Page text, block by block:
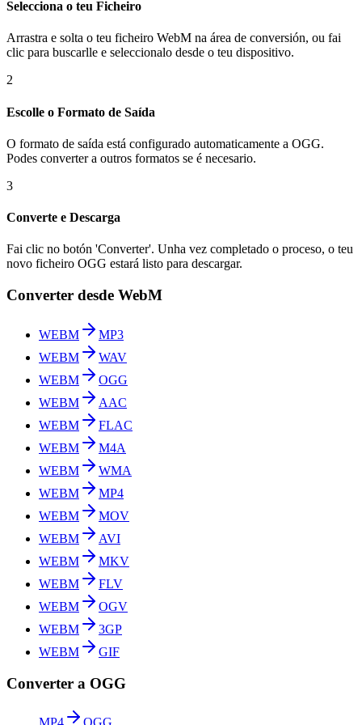
Selecciona o teu Ficheiro
Arrastra e solta o teu ficheiro WebM na área de conversión, ou fai
clic para buscarlle e seleccionalo desde o teu dispositivo.
2
Escolle o Formato de Saída
O formato de saída está configurado automaticamente a OGG.
Podes converter a outros formatos se é necesario.
3
Converte e Descarga
Fai clic no botón 'Converter'. Unha vez completado o proceso, o teu
novo ficheiro OGG estará listo para descargar.
Converter desde WebM
WEBM
MP3
WEBM
WAV
WEBM
OGG
WEBM
AAC
WEBM
FLAC
WEBM
M4A
WEBM
WMA
WEBM
MP4
WEBM
MOV
WEBM
AVI
WEBM
MKV
WEBM
FLV
WEBM
OGV
WEBM
3GP
WEBM
GIF
Converter a OGG